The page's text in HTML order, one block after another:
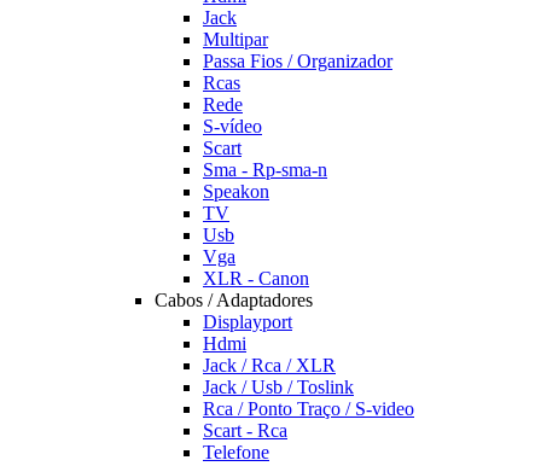
Jack
Multipar
Passa Fios / Organizador
Rcas
Rede
S-vídeo
Scart
Sma - Rp-sma-n
Speakon
TV
Usb
Vga
XLR - Canon
Cabos / Adaptadores
Displayport
Hdmi
Jack / Rca / XLR
Jack / Usb / Toslink
Rca / Ponto Traço / S-video
Scart - Rca
Telefone